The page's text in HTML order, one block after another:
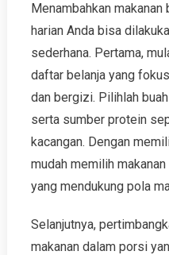
Menambahkan
harian Anda bisa
sederhana. Pertama,
daftar belanja yang
dan bergizi. Pilihlah
serta sumber protein
kacangan. Dengan
mudah memilih
yang mendukung pola
Selanjutnya,
makanan dalam porsi